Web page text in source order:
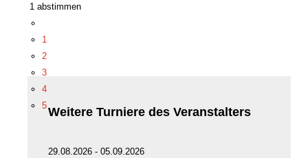
1 abstimmen
1
2
3
4
5Weitere Turniere des Veranstalters
29.08.2026 - 05.09.2026